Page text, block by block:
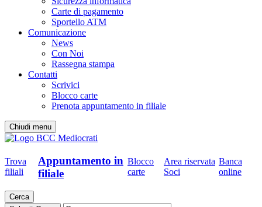
Carte di pagamento
Sportello ATM
Comunicazione
News
Con Noi
Rassegna stampa
Contatti
Scrivici
Blocco carte
Prenota appuntamento in filiale
Chiudi menu
Trova
filiali
Appuntamento in
filiale
Blocco
carte
Area riservata
Soci
Banca
online
Cerca